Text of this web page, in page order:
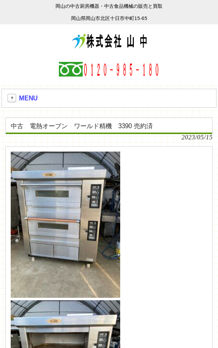
岡山の中古厨房機器・中古食品機械の販売と買取
岡山県岡山市北区十日市中町15-65
MENU
中古 電熱オーブン ワールド精機 3390 売約済
2023/05/15